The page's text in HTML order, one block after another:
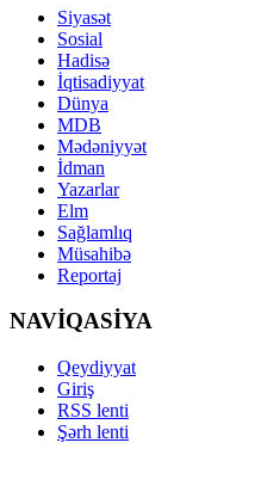
Siyasət
Sosial
Hadisə
İqtisadiyyat
Dünya
MDB
Mədəniyyət
İdman
Yazarlar
Elm
Sağlamlıq
Müsahibə
Reportaj
NAVİQASİYA
Qeydiyyat
Giriş
RSS lenti
Şərh lenti